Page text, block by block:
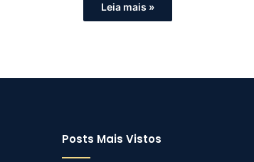
Leia mais »
Posts Mais Vistos